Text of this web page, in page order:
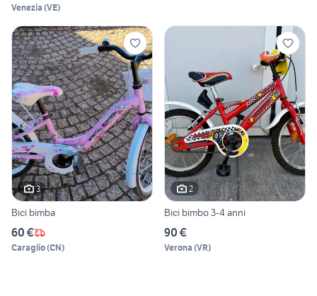
Venezia (VE)
3
Bici bimba
60 €
Caraglio(CN)
2
Bici bimbo 3-4 anni
90 €
Verona (VR)